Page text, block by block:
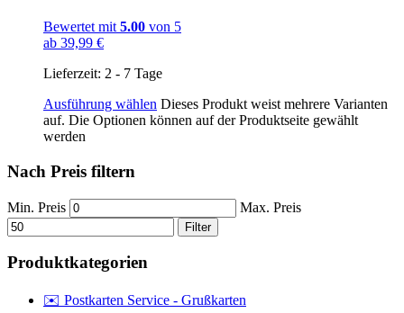
Bewertet mit 5.00 von 5
ab 39,99 €
Lieferzeit: 2 - 7 Tage
Ausführung wählen Dieses Produkt weist mehrere Varianten
auf. Die Optionen können auf der Produktseite gewählt
werden
Nach Preis filtern
Min. Preis Max. Preis
Filter
Produktkategorien
✉️ Postkarten Service - Grußkarten